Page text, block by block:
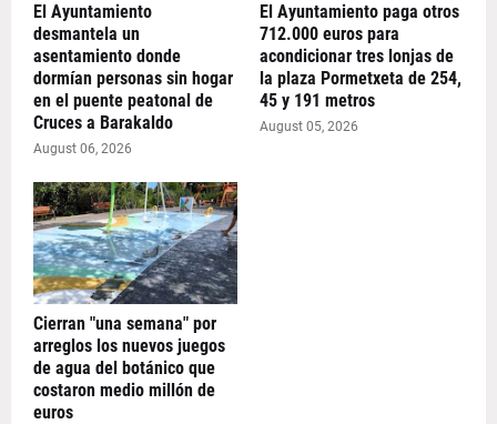
El Ayuntamiento
desmantela un
asentamiento donde
dormían personas sin hogar
en el puente peatonal de
Cruces a Barakaldo
August 06, 2026
El Ayuntamiento paga otros
712.000 euros para
acondicionar tres lonjas de
la plaza Pormetxeta de 254,
45 y 191 metros
August 05, 2026
Cierran "una semana" por
arreglos los nuevos juegos
de agua del botánico que
costaron medio millón de
euros